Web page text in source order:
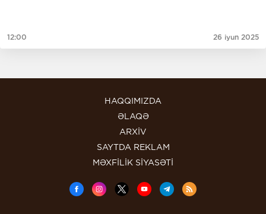
12:00 26 iyun 2025
HAQQIMIZDA
ƏLAQƏ
ARXİV
SAYTDA REKLAM
MƏXFİLİK SİYASƏTİ